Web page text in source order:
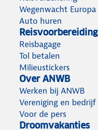
Wegenwacht Europa
Auto huren
Reisvoorbereiding
Reisbagage
Tol betalen
Milieustickers
Over ANWB
Werken bij ANWB
Vereniging en bedrijf
Voor de pers
Droomvakanties